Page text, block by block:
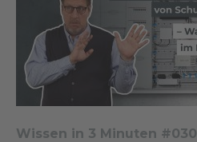
Wissen in 3 Minuten #030